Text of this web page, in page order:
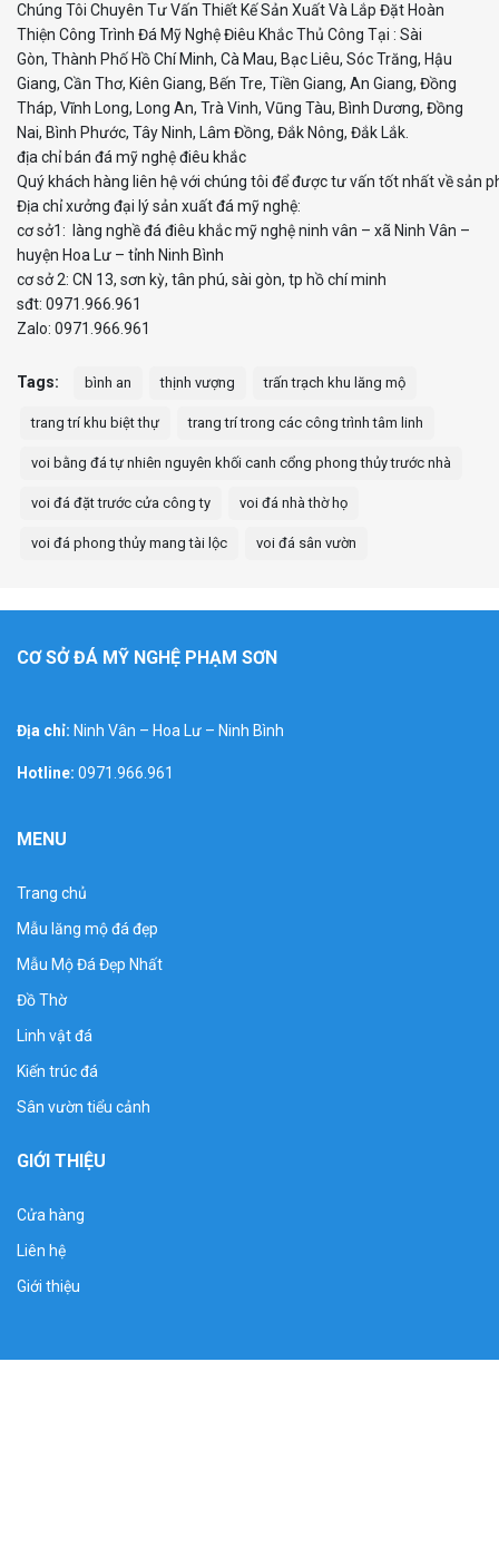
Chúng Tôi Chuyên Tư Vấn Thiết KếSản XuấtVà Lắp Đặt Hoàn
Thiện Công Trình Đá Mỹ Nghệ Điêu Khắc Thủ Công Tại : Sài
Gòn, Thành Phố Hồ Chí Minh, Cà Mau, Bạc Liêu, Sóc Trăng, Hậu
Giang, Cần Thơ, Kiên Giang, Bến Tre, Tiền Giang, An Giang, Đồng
Tháp, Vĩnh Long, Long An, Trà Vinh, Vũng Tàu, Bình Dương, Đồng
Nai, Bình Phước, Tây Ninh, Lâm Đồng, Đắk Nông, Đắk Lắk.
địa chỉ bán đá mỹnghệ điêu khắc
Quý khách hàng liên hệ với chúng tôi để được tư vấn tốt nhất về sản
Địa chỉ xưởng đại lý sản xuất đá mỹ nghệ:
cơ sở1: làng nghề đá điêu khắc mỹ nghệ ninh vân – xã Ninh Vân –
huyện Hoa Lư – tỉnh Ninh Bình
cơ sở 2: CN 13, sơn kỳ, tân phú, sài gòn, tp hồ chí minh
sđt: 0971.966.961
Zalo: 0971.966.961
Tags: bình an thịnh vượng trấn trạch khu lăng mộ
trang trí khu biệt thự trang trí trong các công trình tâm linh
voi bằng đá tự nhiên nguyên khối canh cổng phong thủy trước nhà
voi đá đặt trước cửa công ty voi đá nhà thờ họ
voi đá phong thủy mang tài lộc voi đá sân vườn
CƠ SỞ ĐÁ MỸ NGHỆ PHẠM SƠN
Địa chỉ: Ninh Vân – Hoa Lư – Ninh Bình
Hotline: 0971.966.961
MENU
Trang chủ
Mẫu lăng mộ đá đẹp
Mẫu Mộ Đá Đẹp Nhất
Đồ Thờ
Linh vật đá
Kiến trúc đá
Sân vườn tiểu cảnh
GIỚI THIỆU
Cửa hàng
Liên hệ
Giới thiệu